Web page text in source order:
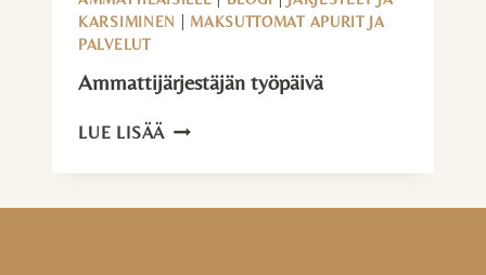
KARSIMINEN
MAKSUTTOMAT APURIT JA
PALVELUT
Ammattijärjestäjän työpäivä
LUE LISÄÄ AMMATTIJÄRJESTÄJÄN